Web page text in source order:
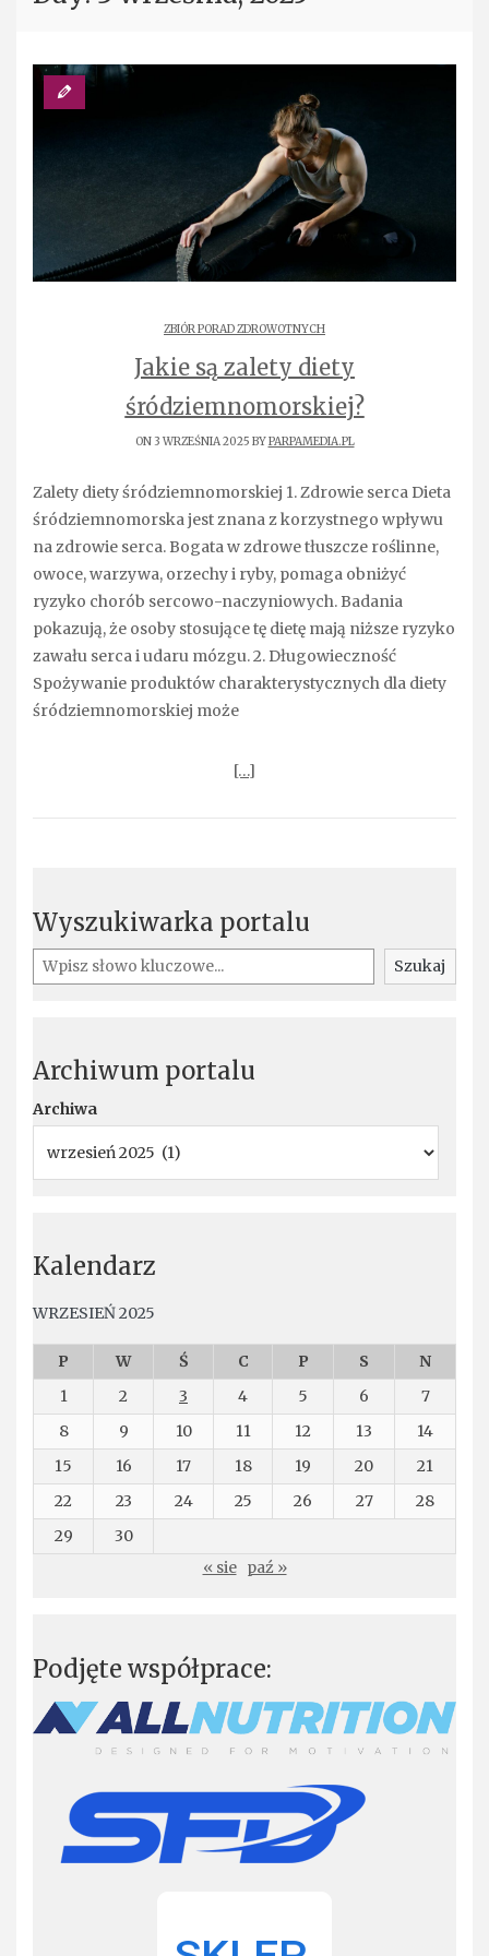
ZBIÓR PORAD ZDROWOTNYCH
Jakie są zalety diety
śródziemnomorskiej?
ON 3 WRZEŚNIA 2025 BYPARPAMEDIA.PL
Zalety diety śródziemnomorskiej 1. Zdrowie serca Dieta
śródziemnomorska jest znana z korzystnego wpływu
na zdrowie serca. Bogata w zdrowe tłuszcze roślinne,
owoce, warzywa, orzechy i ryby, pomaga obniżyć
ryzyko chorób sercowo-naczyniowych. Badania
pokazują, że osoby stosujące tę dietę mają niższe ryzyko
zawału serca i udaru mózgu. 2. Długowieczność
Spożywanie produktów charakterystycznych dla diety
śródziemnomorskiej może
[…]
Wyszukiwarka portalu
Szukaj Szukaj
Archiwum portalu
Archiwa
Kalendarz
WRZESIEŃ 2025
P W Ś C P S
N
1
2 3 4 5 6
7
8
9 10 11 12 13
14
15
16 17 18 19 20
21
22
23 24 25 26 27
28
29
30
« sie paź »
Podjęte współprace: